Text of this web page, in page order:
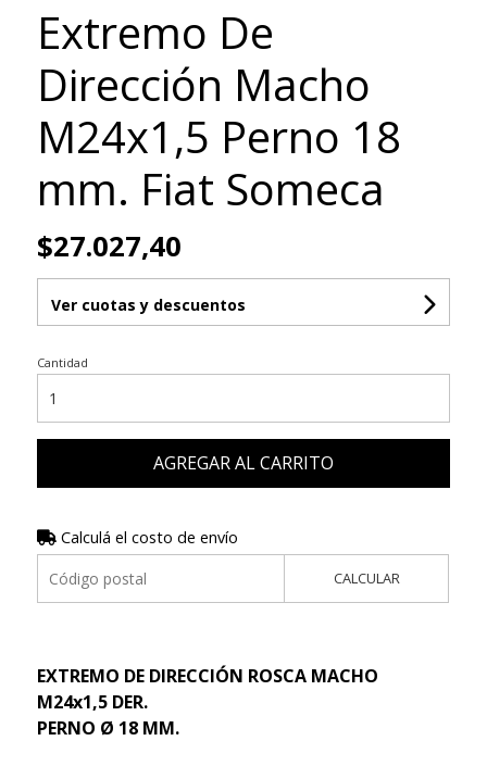
Extremo De
Dirección Macho
M24x1,5 Perno 18
mm. Fiat Someca
$27.027,40
Ver cuotas y descuentos
Cantidad
AGREGAR AL CARRITO
Calculá el costo de envío
CALCULAR
EXTREMO DE DIRECCIÓN ROSCA MACHO
M24x1,5 DER.
PERNO Ø 18 MM.